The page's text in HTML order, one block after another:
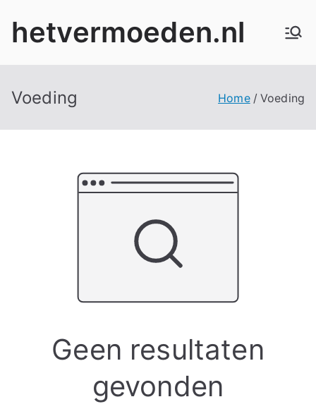
naarhetvermoeden.nl
Voeding Home Voeding
Geen resultaten
gevonden